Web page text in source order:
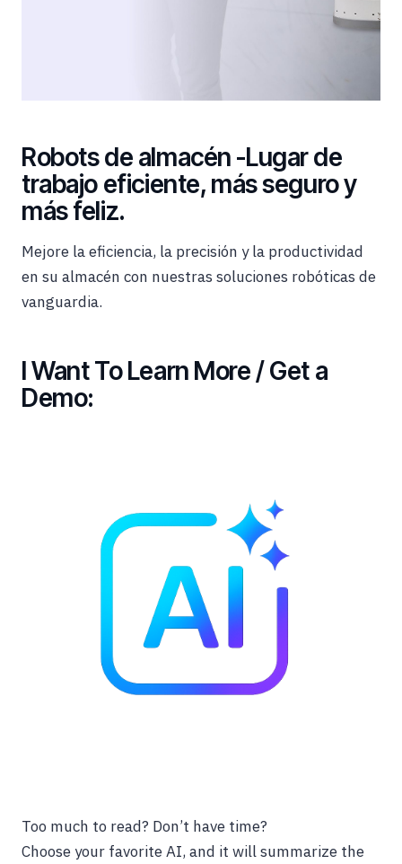
Robots de almacén -Lugar de
trabajo eficiente, más seguro y
más feliz.
Mejore la eficiencia, la precisión y la productividad
en su almacén con nuestras soluciones robóticas de
vanguardia.
I Want To Learn More / Get a
Demo:
Too much to read? Don’t have time?
Choose your favorite AI, and it will summarize the